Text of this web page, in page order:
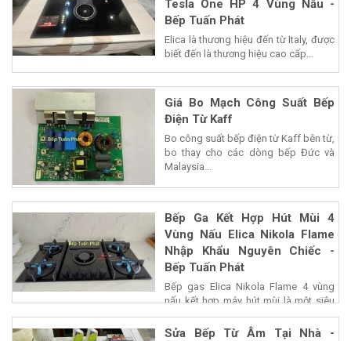
Tesla One HP 4 Vùng Nấu -
Bếp Tuấn Phát
Elica là thương hiệu đến từ Italy, được
biết đến là thương hiệu cao cấp...
Giá Bo Mạch Công Suất Bếp
Điện Từ Kaff
Bo công suất bếp điện từ Kaff bên từ,
bo thay cho các dòng bếp Đức và
Malaysia...
Bếp Ga Kết Hợp Hút Mùi 4
Vùng Nấu Elica Nikola Flame
Nhập Khẩu Nguyên Chiếc -
Bếp Tuấn Phát
Bếp gas Elica Nikola Flame 4 vùng
nấu kết hợp máy hút mùi là một siêu
phẩm của...
Sửa Bếp Từ Âm Tại Nhà -